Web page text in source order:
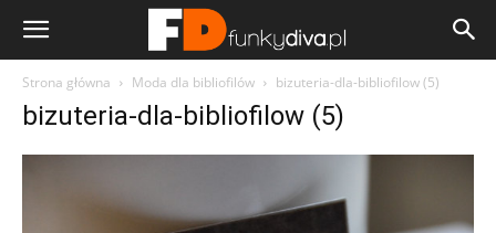
Strona główna Moda dla bibliofilów bizuteria-dla-bibliofilow (5)
bizuteria-dla-bibliofilow (5)